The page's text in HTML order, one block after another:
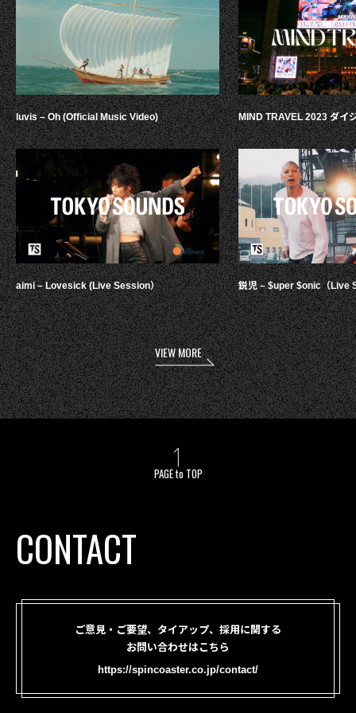
luvis – Oh (Official Music Video)
aimi – Lovesick (Live Session）
MIND TRAVEL 2023 ダイ
鋭児 – $uper $onic（Live
VIEW MORE
PAGE to TOP
CONTACT
ご意見・ご要望、タイアップ、採用に関する
お問い合わせはこちら
https://spincoaster.co.jp/contact/